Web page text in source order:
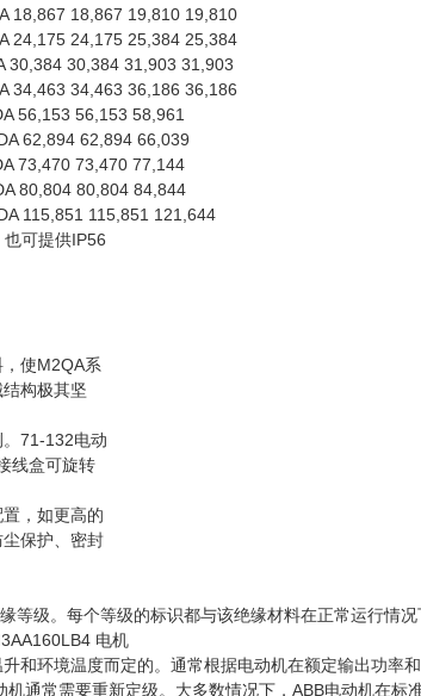
18,867 18,867 19,810 19,810
24,175 24,175 25,384 25,384
30,384 30,384 31,903 31,903
34,463 34,463 36,186 36,186
56,153 56,153 58,961
62,894 62,894 66,039
73,470 73,470 77,144
80,804 80,804 84,844
115,851 115,851 121,644
可提供IP56
使M2QA系
构极其坚
71-132电动
线盒可旋转
，如更高的
保护、密封
等级。每个等级的标识都与该绝缘材料在正常运行情
电机
和环境温度而定的。通常根据电动机在额定输出功率
通常需要重新定级。大多数情况下，ABB电动机在标